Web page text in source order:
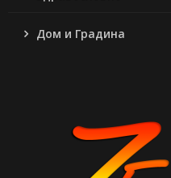
Дом и Градина